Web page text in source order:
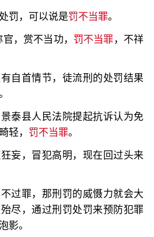
罚，可以说是罚不当罪。
，赏不当功， 罚不当罪 ，不祥
自首情节，徒流刑的处罚结果
泰县人民法院提起抗诉认为免
轻， 罚不当罪。
妄，冒犯高明，现在回过头来
不过罪，那刑罚的威慑力就会大
尽，通过刑罚处罚来预防犯罪
影。